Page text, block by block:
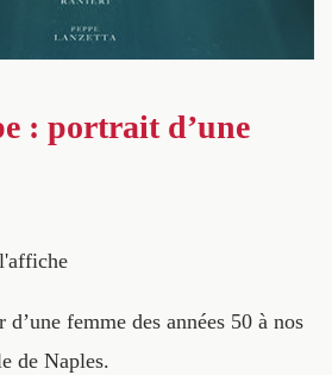
: portrait d’une
femme des années 50 à nos
de Naples.